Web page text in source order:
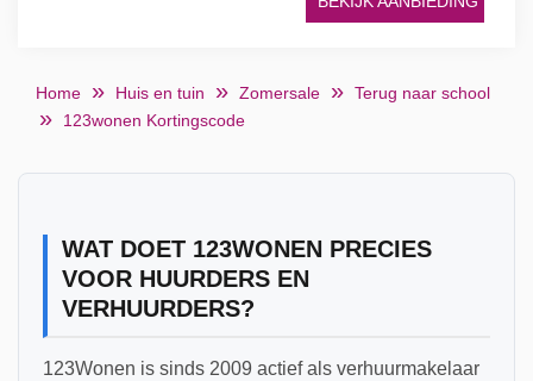
Home Huis en tuin Zomersale
Terug naar school
123wonen Kortingscode
WAT DOET 123WONEN PRECIES
VOOR HUURDERS EN
VERHUURDERS?
123Wonen is sinds 2009 actief als verhuurmakelaar